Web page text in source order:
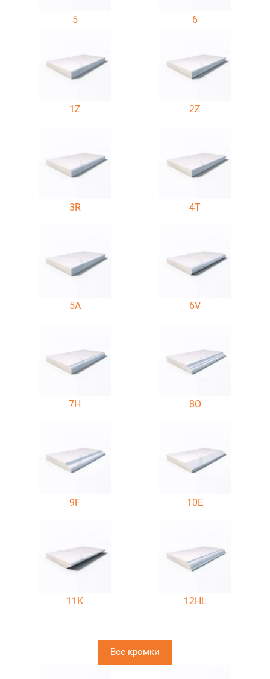
5 6
1Z 2Z
3R 4T
5A 6V
7H 8O
9F 10E
11K 12HL
Все кромки